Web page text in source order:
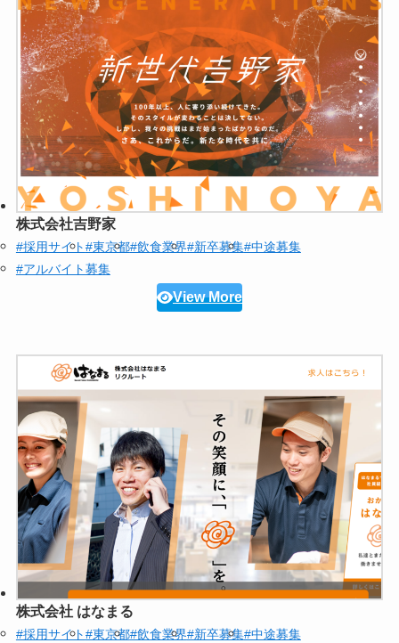
株式会社吉野家
#採用サイト#東京都#飲食業界#新卒募集#中途募集
#アルバイト募集
View More
株式会社 はなまる
#採用サイト#東京都#飲食業界#新卒募集#中途募集